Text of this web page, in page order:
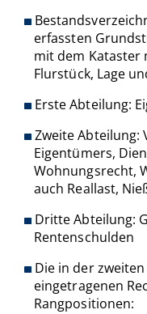
erfassten
mit dem Kataster
Flurstück, Lage
Erste Abteilung:
Zweite Abteilung:
Eigentümers,
Wohnungsrecht,
auch Reallast,
Dritte Abteilung:
Rentenschulden
Die in der
eingetragenen
Rangpositionen: